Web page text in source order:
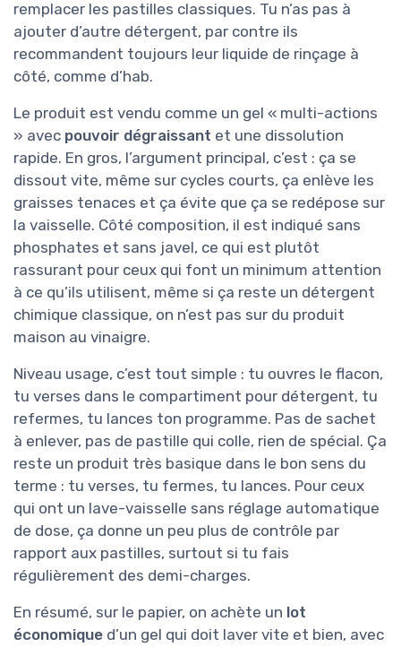
remplacer les pastilles classiques. Tu n’as pas à
ajouter d’autre détergent, par contre ils
recommandent toujours leur liquide de rinçage à
côté, comme d’hab.
Le produit est vendu comme un gel « multi-actions
» avec pouvoir dégraissant et une dissolution
rapide. En gros, l’argument principal, c’est : ça se
dissout vite, même sur cycles courts, ça enlève les
graisses tenaces et ça évite que ça se redépose sur
la vaisselle. Côté composition, il est indiqué sans
phosphates et sans javel, ce qui est plutôt
rassurant pour ceux qui font un minimum attention
à ce qu’ils utilisent, même si ça reste un détergent
chimique classique, on n’est pas sur du produit
maison au vinaigre.
Niveau usage, c’est tout simple : tu ouvres le flacon,
tu verses dans le compartiment pour détergent, tu
refermes, tu lances ton programme. Pas de sachet
à enlever, pas de pastille qui colle, rien de spécial. Ça
reste un produit très basique dans le bon sens du
terme : tu verses, tu fermes, tu lances. Pour ceux
qui ont un lave-vaisselle sans réglage automatique
de dose, ça donne un peu plus de contrôle par
rapport aux pastilles, surtout si tu fais
régulièrement des demi-charges.
En résumé, sur le papier, on achète un lot
économique d’un gel qui doit laver vite et bien, avec